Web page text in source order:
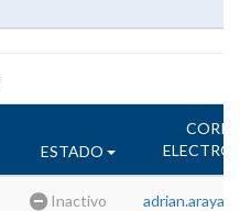
ESTADO
Inactivo